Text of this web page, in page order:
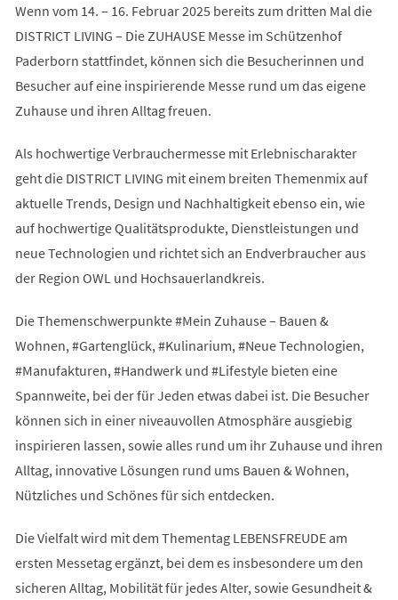
Wenn vom 14. – 16. Februar 2025 bereits zum dritten Mal die
DISTRICT LIVING – Die ZUHAUSE Messe im Schützenhof
Paderborn stattfindet, können sich die Besucherinnen und
Besucher auf eine inspirierende Messe rund um das eigene
Zuhause und ihren Alltag freuen.
Als hochwertige Verbrauchermesse mit Erlebnischarakter
geht die DISTRICT LIVING mit einem breiten Themenmix auf
aktuelle Trends, Design und Nachhaltigkeit ebenso ein, wie
auf hochwertige Qualitätsprodukte, Dienstleistungen und
neue Technologien und richtet sich an Endverbraucher aus
der Region OWL und Hochsauerlandkreis.
Die Themenschwerpunkte #Mein Zuhause – Bauen &
Wohnen, #Gartenglück, #Kulinarium, #Neue Technologien,
#Manufakturen, #Handwerk und #Lifestyle bieten eine
Spannweite, bei der für Jeden etwas dabei ist. Die Besucher
können sich in einer niveauvollen Atmosphäre ausgiebig
inspirieren lassen, sowie alles rund um ihr Zuhause und ihren
Alltag, innovative Lösungen rund ums Bauen & Wohnen,
Nützliches und Schönes für sich entdecken.
Die Vielfalt wird mit dem Thementag LEBENSFREUDE am
ersten Messetag ergänzt, bei dem es insbesondere um den
sicheren Alltag, Mobilität für jedes Alter, sowie Gesundheit &